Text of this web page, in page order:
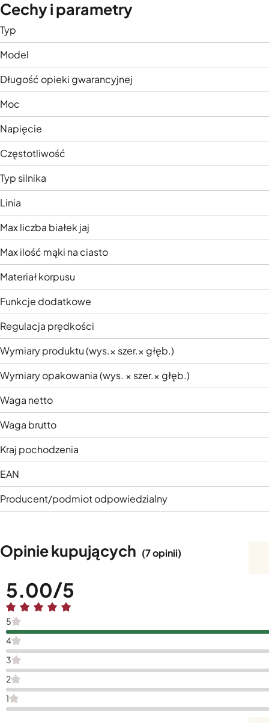
Cechy i parametry
Typ
Model
Długość opieki gwarancyjnej
Moc
Napięcie
Częstotliwość
Typ silnika
Linia
Max liczba białek jaj
Max ilość mąki na ciasto
Materiał korpusu
Funkcje dodatkowe
Regulacja prędkości
Wymiary produktu (wys.× szer.× głęb.)
Wymiary opakowania (wys. × szer.× głęb.)
Waga netto
Waga brutto
Kraj pochodzenia
EAN
Producent/podmiot odpowiedzialny
Opinie kupujących (7 opinii)
5.00
5
4
3
2
1